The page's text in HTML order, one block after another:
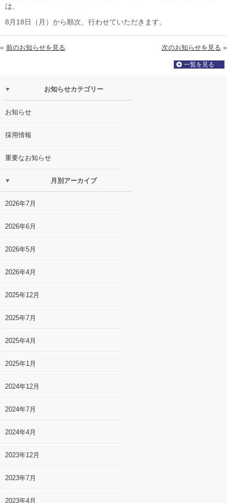
は、
8月18日（月）から順次、行わせていただきます。
« 前のお知らせを見る 次のお知らせを見る »
一覧を見る
お知らせカテゴリー
お知らせ
採用情報
重要なお知らせ
月別アーカイブ
2026年7月
2026年6月
2026年5月
2026年4月
2025年12月
2025年7月
2025年4月
2025年1月
2024年12月
2024年7月
2024年4月
2023年12月
2023年7月
2023年4月